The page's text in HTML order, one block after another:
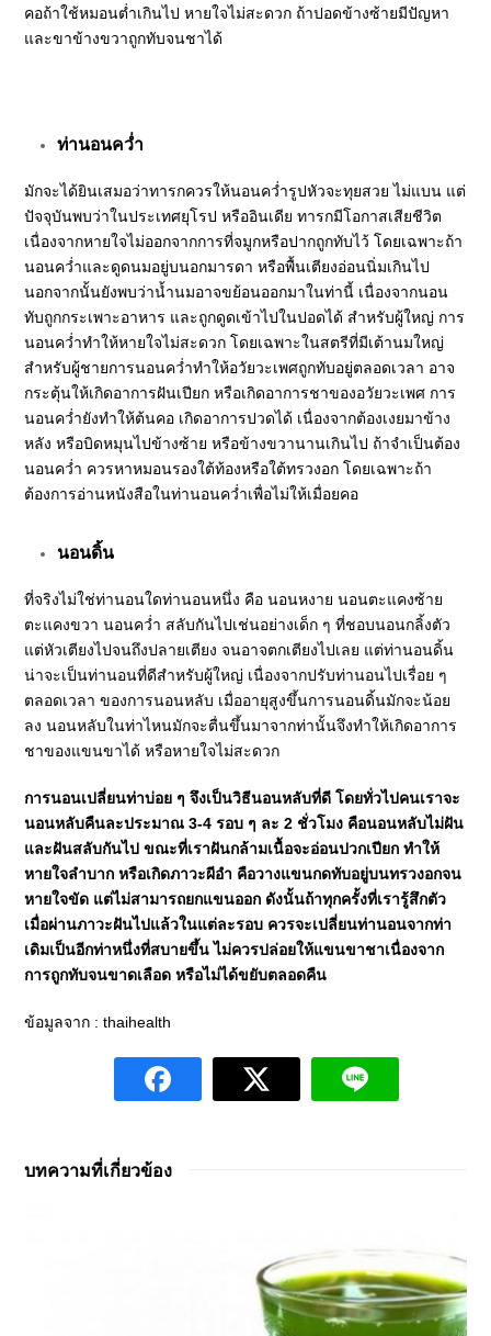
คอถ้าใช้หมอนต่ำเกินไป หายใจไม่สะดวก ถ้าปอดข้างซ้ายมีปัญหา
และขาข้างขวาถูกทับจนชาได้
ท่านอนคว่ำ
มักจะได้ยินเสมอว่าทารกควรให้นอนคว่ำรูปหัวจะทุยสวย ไม่แบน แต่
ปัจจุบันพบว่าในประเทศยุโรป หรืออินเดีย ทารกมีโอกาสเสียชีวิต
เนื่องจากหายใจไม่ออกจากการที่จมูกหรือปากถูกทับไว้ โดยเฉพาะถ้า
นอนคว่ำและดูดนมอยู่บนอกมารดา หรือพื้นเตียงอ่อนนิ่มเกินไป
นอกจากนั้นยังพบว่าน้ำนมอาจขย้อนออกมาในท่านี้ เนื่องจากนอน
ทับถูกกระเพาะอาหาร และถูกดูดเข้าไปในปอดได้ สำหรับผู้ใหญ่ การ
นอนคว่ำทำให้หายใจไม่สะดวก โดยเฉพาะในสตรีที่มีเต้านมใหญ่
สำหรับผู้ชายการนอนคว่ำทำให้อวัยวะเพศถูกทับอยู่ตลอดเวลา อาจ
กระตุ้นให้เกิดอาการฝันเปียก หรือเกิดอาการชาของอวัยวะเพศ การ
นอนคว่ำยังทำให้ต้นคอ เกิดอาการปวดได้ เนื่องจากต้องเงยมาข้าง
หลัง หรือบิดหมุนไปข้างซ้าย หรือข้างขวานานเกินไป ถ้าจำเป็นต้อง
นอนคว่ำ ควรหาหมอนรองใต้ท้องหรือใต้ทรวงอก โดยเฉพาะถ้า
ต้องการอ่านหนังสือในท่านอนคว่ำเพื่อไม่ให้เมื่อยคอ
นอนดิ้น
ที่จริงไม่ใช่ท่านอนใดท่านอนหนึ่ง คือ นอนหงาย นอนตะแคงซ้าย
ตะแคงขวา นอนคว่ำ สลับกันไปเช่นอย่างเด็ก ๆ ที่ชอบนอนกลิ้งตัว
แต่หัวเตียงไปจนถึงปลายเตียง จนอาจตกเตียงไปเลย แต่ท่านอนดิ้น
น่าจะเป็นท่านอนที่ดีสำหรับผู้ใหญ่ เนื่องจากปรับท่านอนไปเรื่อย ๆ
ตลอดเวลา ของการนอนหลับ เมื่ออายุสูงขึ้นการนอนดิ้นมักจะน้อย
ลง นอนหลับในท่าไหนมักจะตื่นขึ้นมาจากท่านั้นจึงทำให้เกิดอาการ
ชาของแขนขาได้ หรือหายใจไม่สะดวก
การนอนเปลี่ยนท่าบ่อย ๆ จึงเป็นวิธีนอนหลับที่ดี โดยทั่วไปคนเราจะ
นอนหลับคืนละประมาณ 3-4 รอบ ๆ ละ 2 ชั่วโมง คือนอนหลับไม่ฝัน
และฝันสลับกันไป ขณะที่เราฝันกล้ามเนื้อจะอ่อนปวกเปียก ทำให้
หายใจลำบาก หรือเกิดภาวะผีอำ คือวางแขนกดทับอยู่บนทรวงอกจน
หายใจขัด แต่ไม่สามารถยกแขนออก ดังนั้นถ้าทุกครั้งที่เรารู้สึกตัว
เมื่อผ่านภาวะฝันไปแล้วในแต่ละรอบ ควรจะเปลี่ยนท่านอนจากท่า
เดิมเป็นอีกท่าหนึ่งที่สบายขึ้น ไม่ควรปล่อยให้แขนขาชาเนื่องจาก
การถูกทับจนขาดเลือด หรือไม่ได้ขยับตลอดคืน
ข้อมูลจาก : thaihealth
บทความที่เกี่ยวข้อง